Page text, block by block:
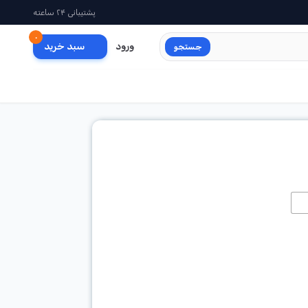
پشتیبانی ۲۴ ساعته
جستجو ورود سبد خرید
۰